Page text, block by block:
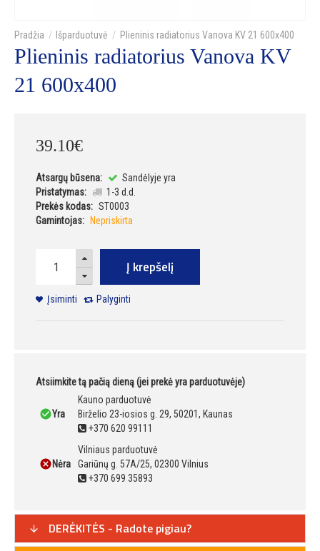
Išparduotuvė Plieninis radiatorius Vanova KV 21 600x400
Plieninis radiatorius Vanova KV
21 600x400
39.10€
Atsargų būsena:
Sandėlyje yra
Pristatymas:
1-3 d.d.
Prekės kodas: ST0003
Gamintojas:
Nepriskirta
Į krepšelį
Įsiminti Palyginti
Atsiimkite tą pačią dieną (jei prekė yra parduotuvėje)
Yra
Kauno parduotuvė
Birželio 23-iosios g. 29, 50201, Kaunas
+370 620 99111
Nėra
Vilniaus parduotuvė
Gariūnų g. 57A/25, 02300 Vilnius
+370 699 35893
DERĖKITĖS - Radote pigiau?